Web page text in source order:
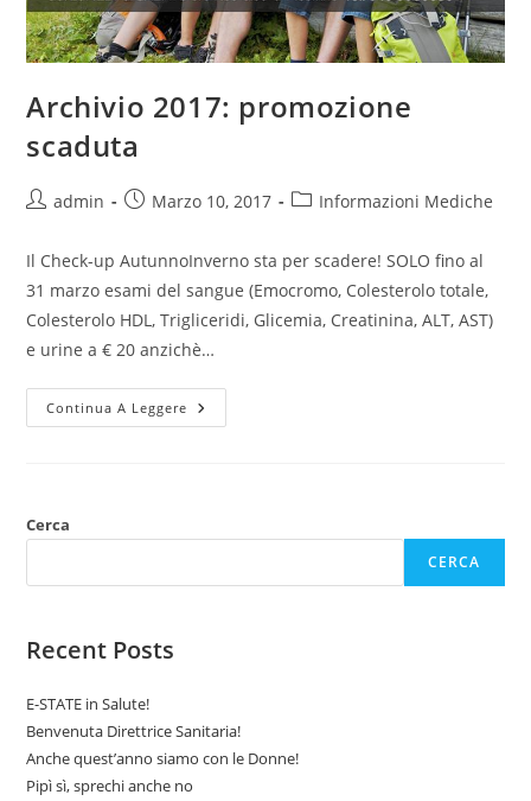
Archivio 2017: promozione
scaduta
admin Marzo 10, 2017 Informazioni Mediche
Il Check-up AutunnoInverno sta per scadere! SOLO fino al
31 marzo esami del sangue (Emocromo, Colesterolo totale,
Colesterolo HDL, Trigliceridi, Glicemia, Creatinina, ALT, AST)
e urine a € 20 anzichè…
Continua A Leggere
Cerca
CERCA
Recent Posts
E-STATE in Salute!
Benvenuta Direttrice Sanitaria!
Anche quest’anno siamo con le Donne!
Pipì sì, sprechi anche no